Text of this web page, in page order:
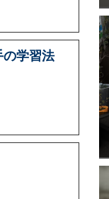
の学習法